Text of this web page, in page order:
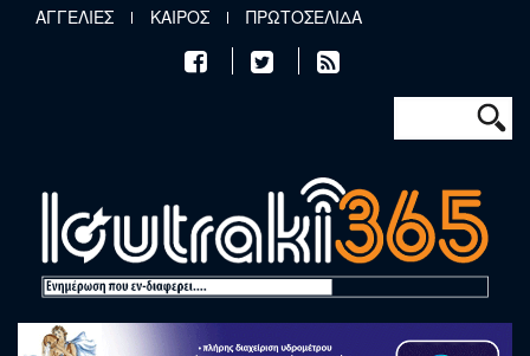
Παράκαμψη προς το κυρίως περιεχόμενο
ΑΓΓΕΛΙΕΣ ΚΑΙΡΟΣ ΠΡΩΤΟΣΕΛΙΔΑ
Φόρμα
Αναζήτηση